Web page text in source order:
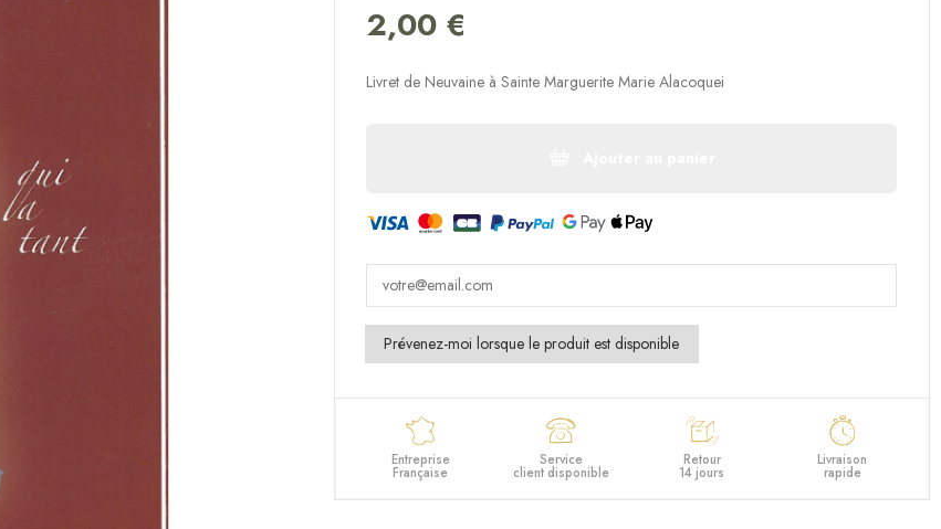
2,00 €
Livret de Neuvaine à Sainte Marguerite Marie Alacoquei
Entreprise
Française
Service
client disponible
Retour
14 jours
Livraison
rapide